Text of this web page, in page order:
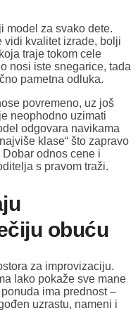
model za svako dete.
vidi kvalitet izrade, bolji
traje tokom cele
nosi iste snegarice, tada
pametna odluka.
povremeno, uz još
neophodno uzimati
odgovara navikama
klase“ što zapravo
odnos cene i
s pravom traži.
obuću
za improvizaciju.
lako pokaže sve mane
ima prednost –
uzrastu, nameni i